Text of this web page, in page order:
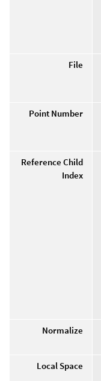
File
Point Number
Reference Child
Index
Normalize
Local Space